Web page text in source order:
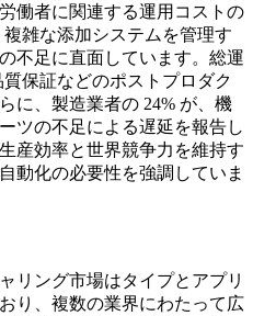
働者に関連する運用コストの
複雑な添加システムを管理す
不足に直面しています。総運
保証などのポストプロダク
に、製造業者の 24% が、機
ツの不足による遅延を報告し
産効率と世界競争力を維持す
動化の必要性を強調していま
リング市場はタイプとアプリ
り、複数の業界にわたって広